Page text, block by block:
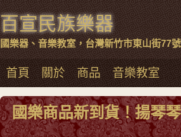
百宣民族樂器
國樂器、音樂教室，台灣新竹市東山街77
首頁 關於 商品 音樂教室
國樂商品新到貨！揚琴